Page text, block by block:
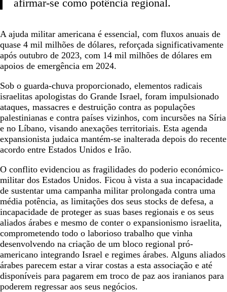
afirmar-se como potência regional.
A ajuda militar americana é essencial, com fluxos anuais de
quase 4 mil milhões de dólares, reforçada significativamente
após outubro de 2023, com 14 mil milhões de dólares em
apoios de emergência em 2024.
Sob o guarda-chuva proporcionado, elementos radicais
israelitas apologistas do Grande Israel, foram impulsionado
ataques, massacres e destruição contra as populações
palestinianas e contra países vizinhos, com incursões na Síria
e no Líbano, visando anexações territoriais. Esta agenda
expansionista judaica mantém-se inalterada depois do recente
acordo entre Estados Unidos e Irão.
O conflito evidenciou as fragilidades do poderio económico-
militar dos Estados Unidos. Ficou à vista a sua incapacidade
de sustentar uma campanha militar prolongada contra uma
média potência, as limitações dos seus stocks de defesa, a
incapacidade de proteger as suas bases regionais e os seus
aliados árabes e mesmo de conter o expansionismo israelita,
comprometendo todo o laborioso trabalho que vinha
desenvolvendo na criação de um bloco regional pró-
americano integrando Israel e regimes árabes. Alguns aliados
árabes parecem estar a virar costas a esta associação e até
disponíveis para pagarem em troco de paz aos iranianos para
poderem regressar aos seus negócios.